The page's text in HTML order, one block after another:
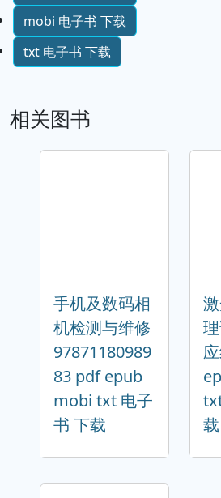
mobi 电子书 下载
txt 电子书 下载
相关图书
手机及数码相
机检测与维修
97871180989
83 pdf epub
mobi txt 电子
书 下载
载